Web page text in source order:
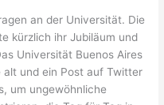
an der Universität. Die
kürzlich ihr Jubiläum und
Universität Buenos Aires
und ein Post auf Twitter
um ungewöhnliche